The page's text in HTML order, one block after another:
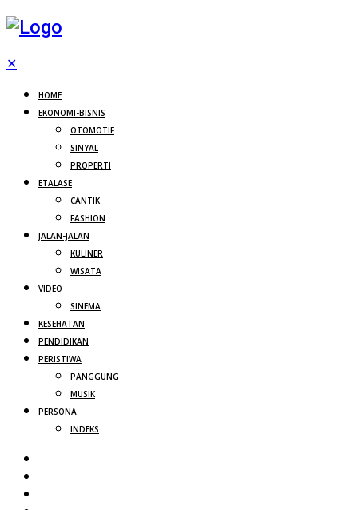
✕
HOME
EKONOMI-BISNIS
OTOMOTIF
SINYAL
PROPERTI
ETALASE
CANTIK
FASHION
JALAN-JALAN
KULINER
WISATA
VIDEO
SINEMA
KESEHATAN
PENDIDIKAN
PERISTIWA
PANGGUNG
MUSIK
PERSONA
INDEKS